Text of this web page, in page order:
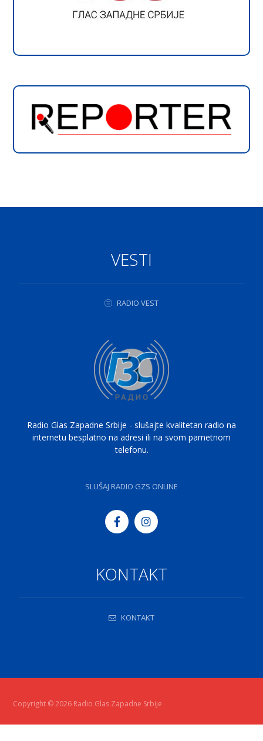
VESTI
RADIO VEST
Radio Glas Zapadne Srbije - slušajte kvalitetan radio na
internetu besplatno na adresi ili na svom pametnom
telefonu.
SLUŠAJ RADIO GZS ONLINE
KONTAKT
KONTAKT
Copyright © 2026 Radio Glas Zapadne Srbije